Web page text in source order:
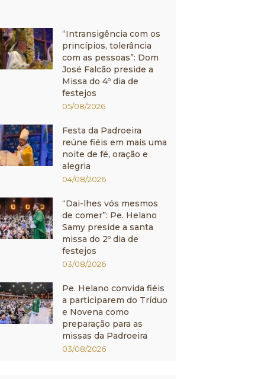
“Intransigência com os
princípios, tolerância
com as pessoas”: Dom
José Falcão preside a
Missa do 4º dia de
festejos
05/08/2026
Festa da Padroeira
reúne fiéis em mais uma
noite de fé, oração e
alegria
04/08/2026
“Dai-lhes vós mesmos
de comer”: Pe. Helano
Samy preside a santa
missa do 2º dia de
festejos
03/08/2026
Pe. Helano convida fiéis
a participarem do Tríduo
e Novena como
preparação para as
missas da Padroeira
03/08/2026